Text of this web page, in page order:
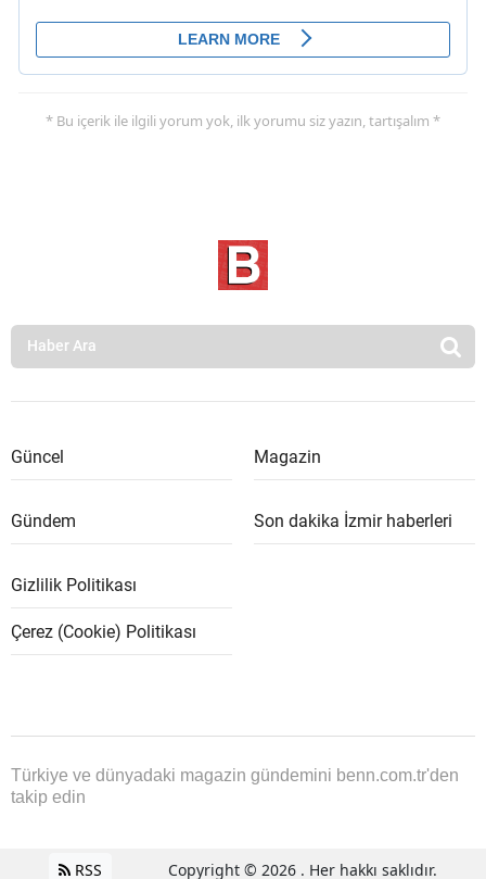
* Bu içerik ile ilgili yorum yok, ilk yorumu siz yazın, tartışalım *
Güncel Magazin
Gündem Son dakika İzmir haberleri
Gizlilik Politikası
Çerez (Cookie) Politikası
Türkiye ve dünyadaki magazin gündemini benn.com.tr'den
takip edin
RSS Copyright © 2026 . Her hakkı saklıdır.